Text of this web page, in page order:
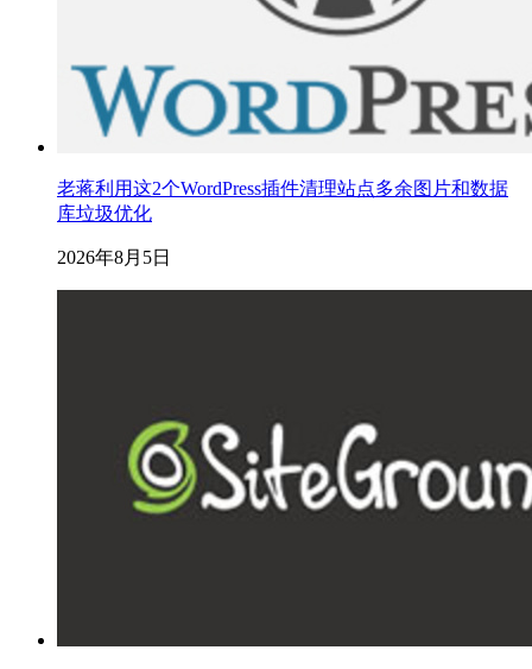
老蒋利用这2个WordPress插件清理站点多余图片和数据
库垃圾优化
2026年8月5日